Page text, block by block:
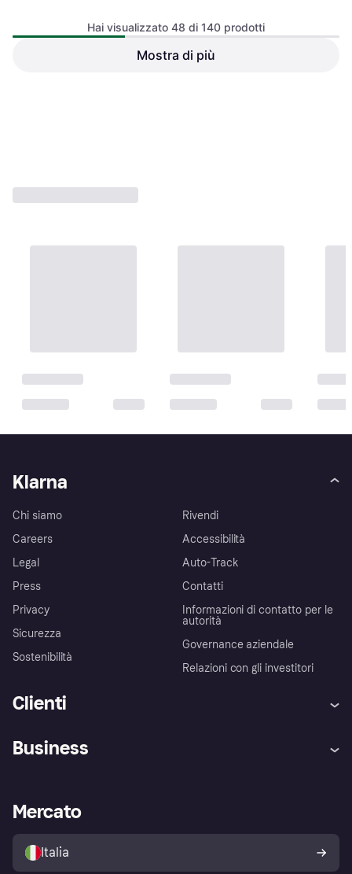
Bluetooth 350 420 730 mm
Laufen Tamaro-S Absauge-
Hai visualizzato 48 di 140 prodotti
Mostra di più
Klarna
Chi siamo
Careers
Legal
Press
Privacy
Sicurezza
Sostenibilità
Rivendi
Accessibilità
Auto-Track
Contatti
Informazioni di contatto per le
autorità
Governance aziendale
Relazioni con gli investitori
Clienti
Assistenza
Esplora i negozi
Politica di protezione
dell'acquirente Klarna
Business
Accesso aziende
Mercato
Italia